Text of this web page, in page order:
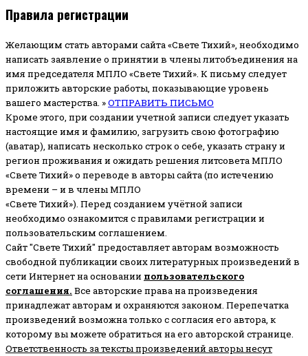
Правила регистрации
Желающим стать авторами сайта «Свете Тихий», необходимо
написать заявление о принятии в члены литобъединения на
имя председателя МПЛО «Свете Тихий». К письму следует
приложить авторские работы, показывающие уровень
вашего мастерства. »ОТПРАВИТЬ ПИСЬМО
Кроме этого, при создании учетной записи следует указать
настоящие имя и фамилию, загрузить свою фотографию
(аватар), написать несколько строк о себе, указать страну и
регион проживания и ожидать решения литсовета МПЛО
«Свете Тихий» о переводе в авторы сайта (по истечению
времени – и в члены МПЛО
«Свете Тихий»). Перед созданием учётной записи
необходимо ознакомится с правилами регистрации и
пользовательским соглашением.
Сайт "Свете Тихий" предоставляет авторам возможность
свободной публикации своих литературных произведений в
сети Интернет на основании пользовательского
соглашения. Все авторские права на произведения
принадлежат авторам и охраняются законом. Перепечатка
произведений возможна только с согласия его автора, к
которому вы можете обратиться на его авторской странице.
Ответственность за тексты произведений авторы несут